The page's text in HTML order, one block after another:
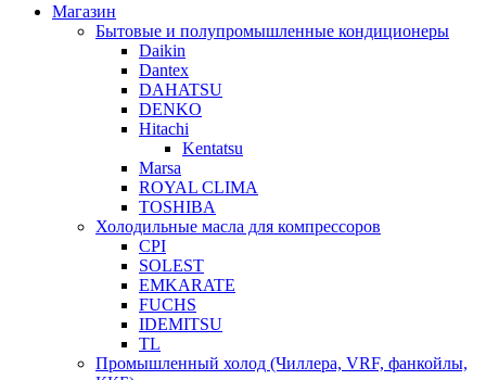
Магазин
Бытовые и полупромышленные кондиционеры
Daikin
Dantex
DAHATSU
DENKO
Hitachi
Kentatsu
Marsa
ROYAL CLIMA
TOSHIBA
Холодильные масла для компрессоров
CPI
SOLEST
EMKARATE
FUCHS
IDEMITSU
TL
Промышленный холод (Чиллера, VRF, фанкойлы,